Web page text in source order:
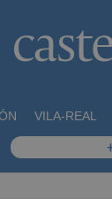
VILA-REAL